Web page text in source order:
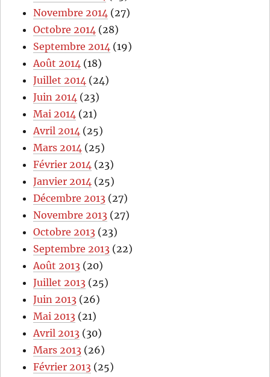
Novembre 2014 (27)
Octobre 2014 (28)
Septembre 2014 (19)
Août 2014 (18)
Juillet 2014 (24)
Juin 2014 (23)
Mai 2014 (21)
Avril 2014 (25)
Mars 2014 (25)
Février 2014 (23)
Janvier 2014 (25)
Décembre 2013 (27)
Novembre 2013 (27)
Octobre 2013 (23)
Septembre 2013 (22)
Août 2013 (20)
Juillet 2013 (25)
Juin 2013 (26)
Mai 2013 (21)
Avril 2013 (30)
Mars 2013 (26)
Février 2013 (25)